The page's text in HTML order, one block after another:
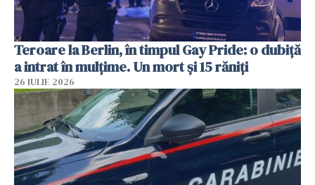
Teroare la Berlin, în timpul Gay Pride: o dubiță
a intrat în mulțime. Un mort și 15 răniți
26 IULIE 2026